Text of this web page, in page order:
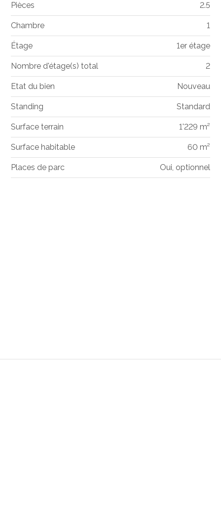
Pièces 2.5
Chambre 1
Étage 1er étage
Nombre d'étage(s) total 2
Etat du bien Nouveau
Standing Standard
Surface terrain 1'229 m²
Surface habitable 60 m²
Places de parc Oui, optionnel